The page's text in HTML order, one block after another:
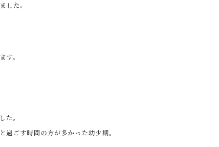
した。
。
。
過ごす時間の方が多かった幼少期。